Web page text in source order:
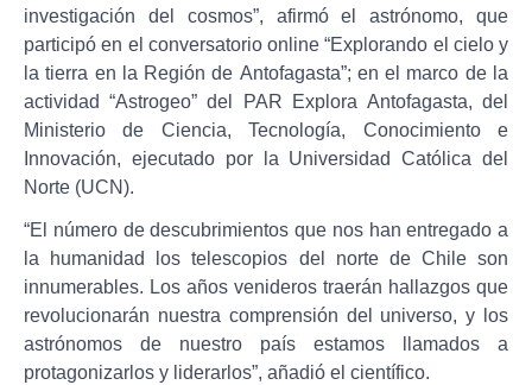
investigación del cosmos”, afirmó el astrónomo, que
participó en el conversatorio online “Explorando el cielo y
la tierra en la Región de Antofagasta”; en el marco de la
actividad “Astrogeo” del PAR Explora Antofagasta, del
Ministerio de Ciencia, Tecnología, Conocimiento e
Innovación, ejecutado por la Universidad Católica del
Norte (UCN).
“El número de descubrimientos que nos han entregado a
la humanidad los telescopios del norte de Chile son
innumerables. Los años venideros traerán hallazgos que
revolucionarán nuestra comprensión del universo, y los
astrónomos de nuestro país estamos llamados a
protagonizarlos y liderarlos”, añadió el científico.